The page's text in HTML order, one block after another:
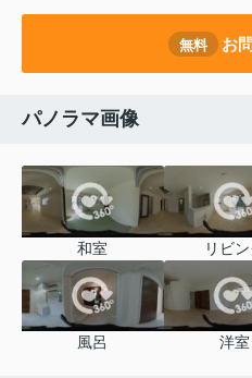
無料 お
パノラマ画像
和室 リビ
風呂 洋室